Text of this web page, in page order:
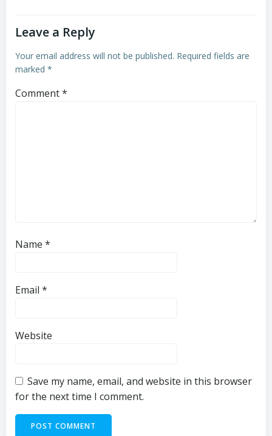
Leave a Reply
Your email address will not be published. Required fields are
marked *
Comment*
Name *
Email *
Website
Save my name, email, and website in this browser
for the next time I comment.